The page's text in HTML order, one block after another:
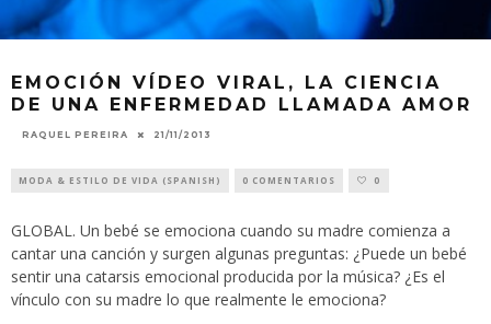
EMOCIÓN VÍDEO VIRAL, LA CIENCIA
DE UNA ENFERMEDAD LLAMADA AMOR
RAQUEL PEREIRA 21/11/2013
MODA & ESTILO DE VIDA (SPANISH) 0 COMENTARIOS 0
GLOBAL. Un bebé se emociona cuando su madre comienza a
cantar una canción y surgen algunas preguntas: ¿Puede un bebé
sentir una catarsis emocional producida por la música? ¿Es el
vínculo con su madre lo que realmente le emociona?